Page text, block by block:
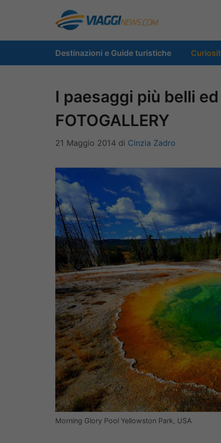
contenuto
Destinazioni e Guide turistiche
I paesaggi più belli
FOTOGALLERY
21 Maggio 2014 di Cinzia Zadro
Morning Glory Pool Yellowston Park, USA